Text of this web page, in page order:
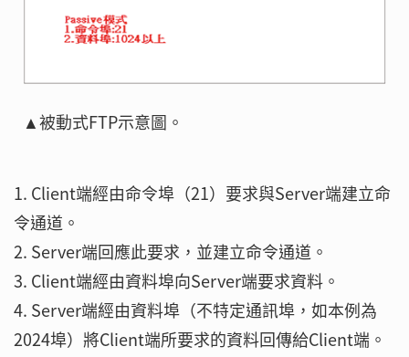
▲被動式FTP示意圖。
1. Client端經由命令埠（21）要求與Server端建立命
令通道。
2. Server端回應此要求，並建立命令通道。
3. Client端經由資料埠向Server端要求資料。
4. Server端經由資料埠（不特定通訊埠，如本例為
2024埠）將Client端所要求的資料回傳給Client端。